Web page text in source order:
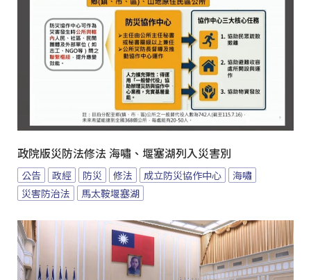
政院版災防法修法 海嘯、堰塞湖列入災害別
公告 政經 防災 修法 成立防災協作中心
海嘯
災害防治法
馬太鞍堰塞湖